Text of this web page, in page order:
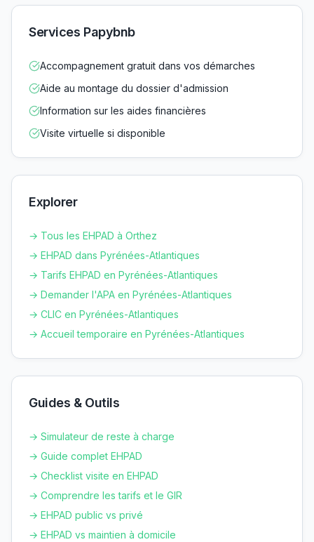
Services Papybnb
Accompagnement gratuit dans vos démarches
Aide au montage du dossier d'admission
Information sur les aides financières
Visite virtuelle si disponible
Explorer
→ Tous les EHPAD à Orthez
→ EHPAD dans Pyrénées-Atlantiques
→ Tarifs EHPAD en Pyrénées-Atlantiques
→ Demander l'APA en Pyrénées-Atlantiques
→ CLIC en Pyrénées-Atlantiques
→ Accueil temporaire en Pyrénées-Atlantiques
Guides & Outils
→ Simulateur de reste à charge
→ Guide complet EHPAD
→ Checklist visite en EHPAD
→ Comprendre les tarifs et le GIR
→ EHPAD public vs privé
→ EHPAD vs maintien à domicile